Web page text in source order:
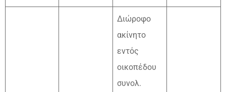
Διώροφο
ακίνητο
εντός
οικοπέδου
συνολ.